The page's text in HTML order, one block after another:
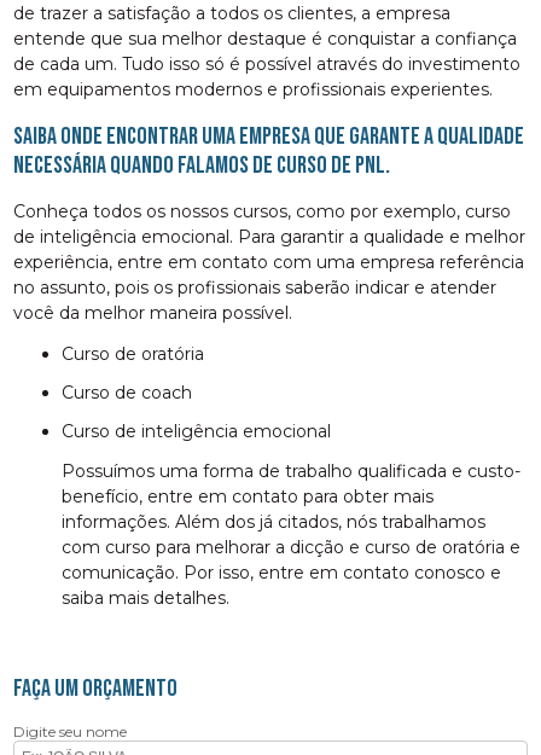
de trazer a satisfação a todos os clientes, a empresa
entende que sua melhor destaque é conquistar a confiança
de cada um. Tudo isso só é possível através do investimento
em equipamentos modernos e profissionais experientes.
Saiba onde encontrar uma empresa que garante a qualidade
necessária quando falamos de curso de pnl.
Conheça todos os nossos cursos, como por exemplo, curso
de inteligência emocional. Para garantir a qualidade e melhor
experiência, entre em contato com uma empresa referência
no assunto, pois os profissionais saberão indicar e atender
você da melhor maneira possível.
curso de oratória
curso de coach
curso de inteligência emocional
Possuímos uma forma de trabalho qualificada e custo-
benefício, entre em contato para obter mais
informações. Além dos já citados, nós trabalhamos
com curso para melhorar a dicção e curso de oratória e
comunicação. Por isso, entre em contato conosco e
saiba mais detalhes.
FAÇA UM ORÇAMENTO
Digite seu nome